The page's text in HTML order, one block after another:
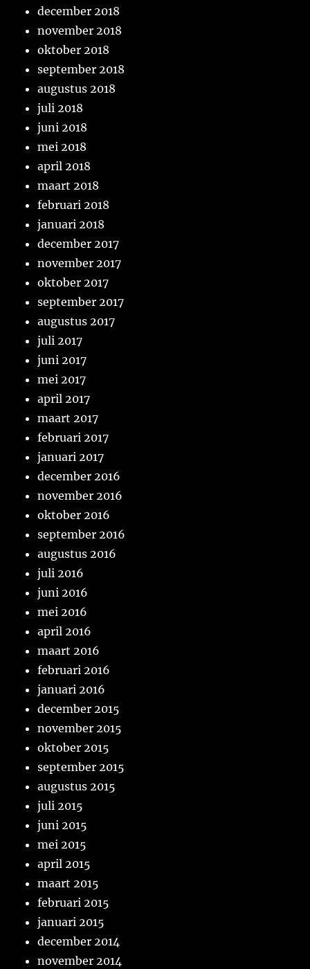
december 2018
november 2018
oktober 2018
september 2018
augustus 2018
juli 2018
juni 2018
mei 2018
april 2018
maart 2018
februari 2018
januari 2018
december 2017
november 2017
oktober 2017
september 2017
augustus 2017
juli 2017
juni 2017
mei 2017
april 2017
maart 2017
februari 2017
januari 2017
december 2016
november 2016
oktober 2016
september 2016
augustus 2016
juli 2016
juni 2016
mei 2016
april 2016
maart 2016
februari 2016
januari 2016
december 2015
november 2015
oktober 2015
september 2015
augustus 2015
juli 2015
juni 2015
mei 2015
april 2015
maart 2015
februari 2015
januari 2015
december 2014
november 2014